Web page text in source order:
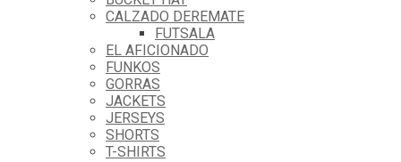
CALZADO DEREMATE
FUTSALA
EL AFICIONADO
FUNKOS
GORRAS
JACKETS
JERSEYS
SHORTS
T-SHIRTS